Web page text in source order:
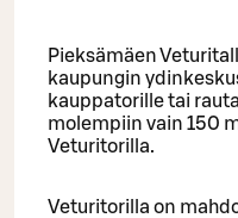
Pieksämäen
kaupungin
kauppatorille tai
molempiin vain 150
Veturitorilla.
Veturitorilla on